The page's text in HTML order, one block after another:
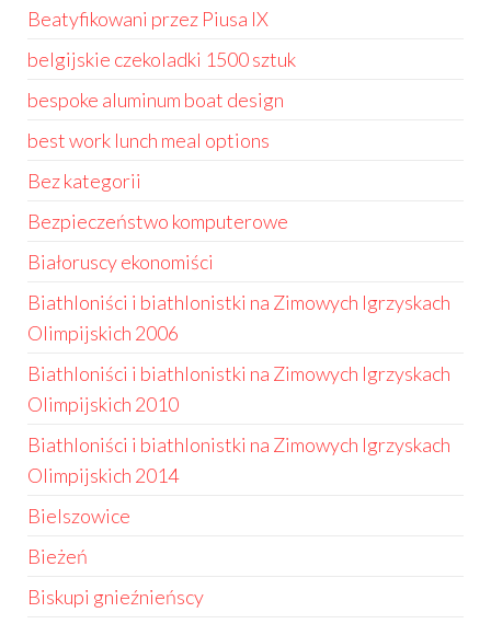
Beatyfikowani przez Piusa IX
belgijskie czekoladki 1500 sztuk
bespoke aluminum boat design
best work lunch meal options
Bez kategorii
Bezpieczeństwo komputerowe
Białoruscy ekonomiści
Biathloniści i biathlonistki na Zimowych Igrzyskach
Olimpijskich 2006
Biathloniści i biathlonistki na Zimowych Igrzyskach
Olimpijskich 2010
Biathloniści i biathlonistki na Zimowych Igrzyskach
Olimpijskich 2014
Bielszowice
Bieżeń
Biskupi gnieźnieńscy